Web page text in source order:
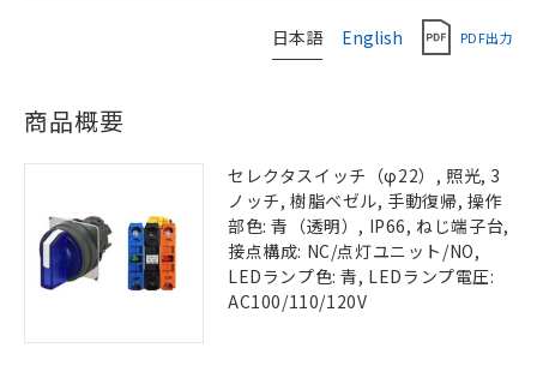
日本語 English PDF出力
商品概要
セレクタスイッチ（φ22）, 照光, 3
ノッチ, 樹脂ベゼル, 手動復帰, 操作
部色: 青（透明）, IP66, ねじ端子台,
接点構成: NC/点灯ユニット/NO,
LEDランプ色: 青, LEDランプ電圧:
AC100/110/120V